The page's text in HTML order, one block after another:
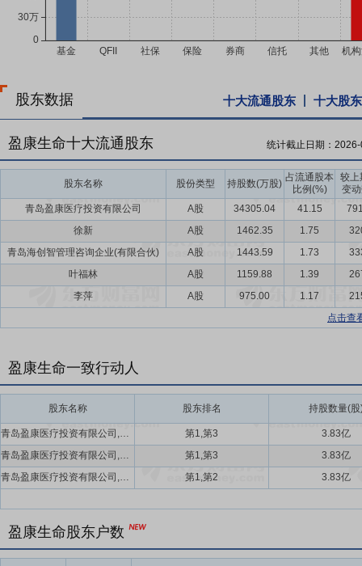
股东数据 十大流通股东 十大股东
盈康生命十大流通股东 统计截止日期：
股东名称 股份类型 持股数(万股)
占流通股本
比例(%)
较上
变
青岛盈康医疗投资有限公司
A股 34305.04 41.15
徐新
A股 1462.35 1.75
青岛海创智管理咨询企业(有限合伙)
A股 1443.59 1.73
叶福林
A股 1159.88 1.39
李萍
A股 975.00 1.17
点击查
盈康生命一致行动人
股东名称 股东排名 持股数量(股
青岛盈康医疗投资有限公司,青岛海创智管理咨询企业(有限合伙) 第1,第3
3.83亿
青岛盈康医疗投资有限公司,青岛海创智管理咨询企业(有限合伙)
第1,第3
3.83亿
青岛盈康医疗投资有限公司,青岛海创智管理咨询企业(有限合伙)
第1,第2 3.83亿
盈康生命股东户数